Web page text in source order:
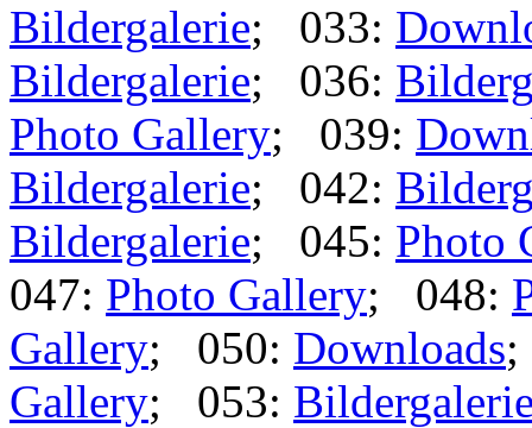
Bildergalerie; 033:
Bildergalerie; 036:
Photo Gallery; 039:
Bildergalerie; 042:
Bildergalerie; 045: Photo
047: Photo Gallery; 048:
Gallery; 050: Downloads
Gallery; 053: